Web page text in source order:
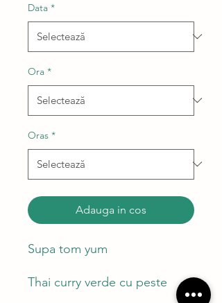
Data *
Ora *
Oras *
Adauga in cos
Supa tom yum
Thai curry verde cu peste